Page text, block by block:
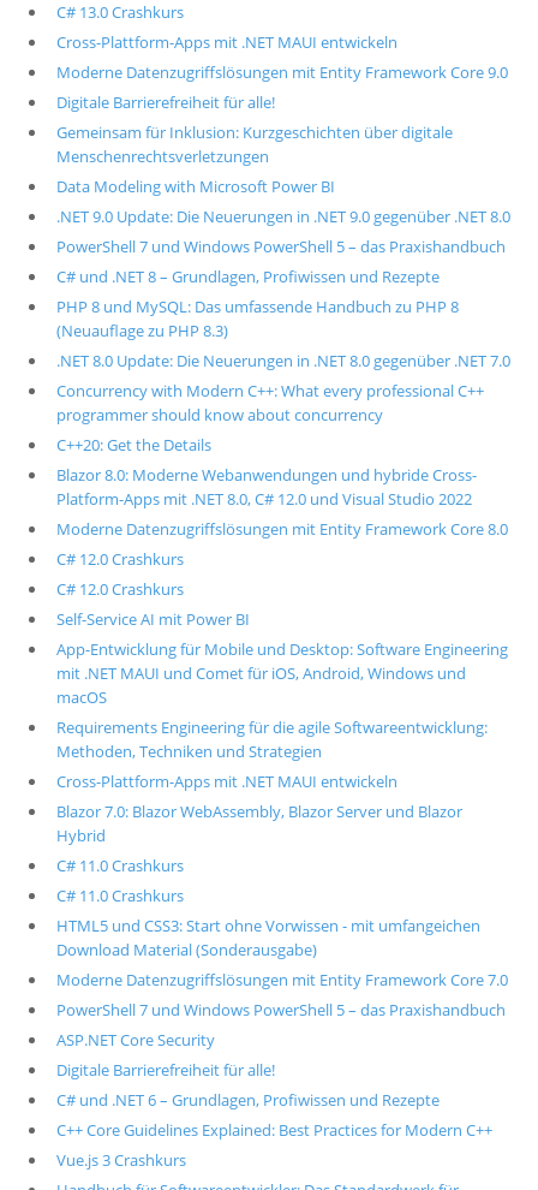
C# 13.0 Crashkurs
Cross-Plattform-Apps mit .NET MAUI entwickeln
Moderne Datenzugriffslösungen mit Entity Framework Core 9.0
Digitale Barrierefreiheit für alle!
Gemeinsam für Inklusion: Kurzgeschichten über digitale
Menschenrechtsverletzungen
Data Modeling with Microsoft Power BI
.NET 9.0 Update: Die Neuerungen in .NET 9.0 gegenüber .NET 8.0
PowerShell 7 und Windows PowerShell 5 – das Praxishandbuch
C# und .NET 8 – Grundlagen, Profiwissen und Rezepte
PHP 8 und MySQL: Das umfassende Handbuch zu PHP 8
(Neuauflage zu PHP 8.3)
.NET 8.0 Update: Die Neuerungen in .NET 8.0 gegenüber .NET 7.0
Concurrency with Modern C++: What every professional C++
programmer should know about concurrency
C++20: Get the Details
Blazor 8.0: Moderne Webanwendungen und hybride Cross-
Platform-Apps mit .NET 8.0, C# 12.0 und Visual Studio 2022
Moderne Datenzugriffslösungen mit Entity Framework Core 8.0
C# 12.0 Crashkurs
C# 12.0 Crashkurs
Self-Service AI mit Power BI
App-Entwicklung für Mobile und Desktop: Software Engineering
mit .NET MAUI und Comet für iOS, Android, Windows und
macOS
Requirements Engineering für die agile Softwareentwicklung:
Methoden, Techniken und Strategien
Cross-Plattform-Apps mit .NET MAUI entwickeln
Blazor 7.0: Blazor WebAssembly, Blazor Server und Blazor
Hybrid
C# 11.0 Crashkurs
C# 11.0 Crashkurs
HTML5 und CSS3: Start ohne Vorwissen - mit umfangeichen
Download Material (Sonderausgabe)
Moderne Datenzugriffslösungen mit Entity Framework Core 7.0
PowerShell 7 und Windows PowerShell 5 – das Praxishandbuch
ASP.NET Core Security
Digitale Barrierefreiheit für alle!
C# und .NET 6 – Grundlagen, Profiwissen und Rezepte
C++ Core Guidelines Explained: Best Practices for Modern C++
Vue.js 3 Crashkurs